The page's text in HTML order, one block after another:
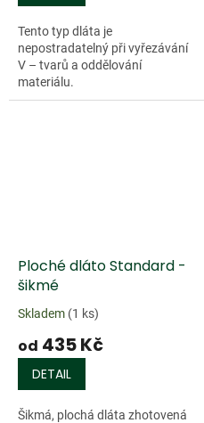
Tento typ dláta je
nepostradatelný při vyřezávání
V – tvarů a oddělování
materiálu.
Ploché dláto Standard -
šikmé
Skladem (1 ks)
od 435 Kč
DETAIL
Šikmá, plochá dláta zhotovená